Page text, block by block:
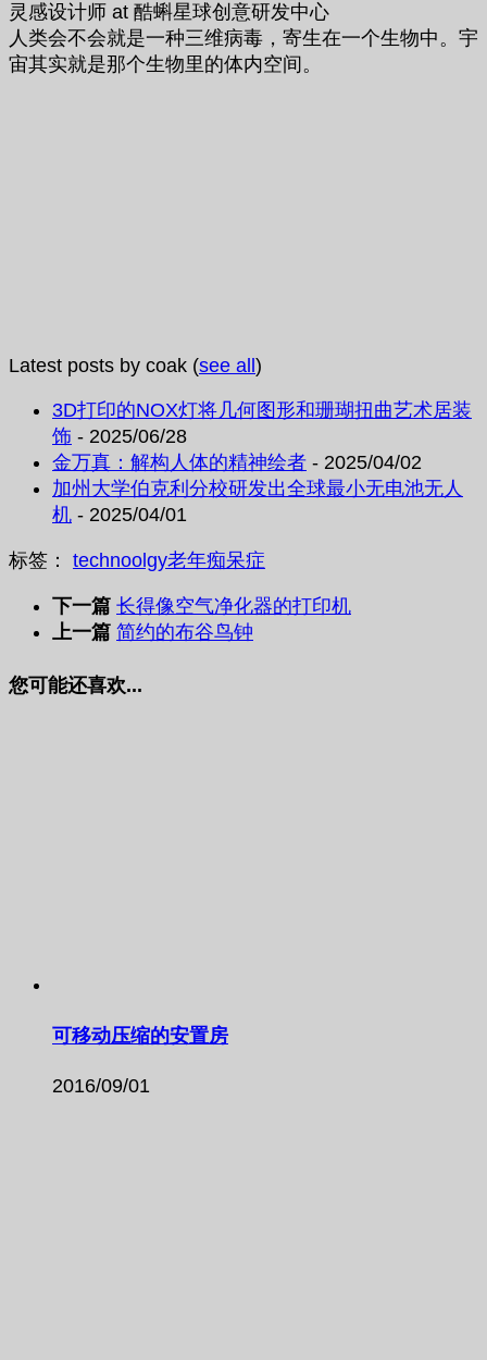
灵感设计师 at 酷蝌星球创意研发中心
人类会不会就是一种三维病毒，寄生在一个生物中。宇
宙其实就是那个生物里的体内空间。
Latest posts by coak (see all )
3D打印的NOX灯将几何图形和珊瑚扭曲艺术居装
饰 - 2025/06/28
金万真：解构人体的精神绘者 - 2025/04/02
加州大学伯克利分校研发出全球最小无电池无人
机 - 2025/04/01
标签： technoolgy老年痴呆症
下一篇 长得像空气净化器的打印机
上一篇 简约的布谷鸟钟
您可能还喜欢...
可移动压缩的安置房
2016/09/01